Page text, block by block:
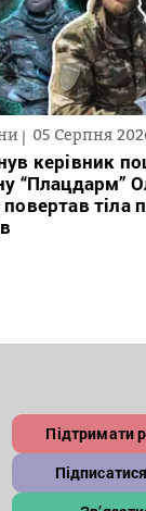
05 Серпня
керівник
“Плацдарм”
тіла
Підтримати